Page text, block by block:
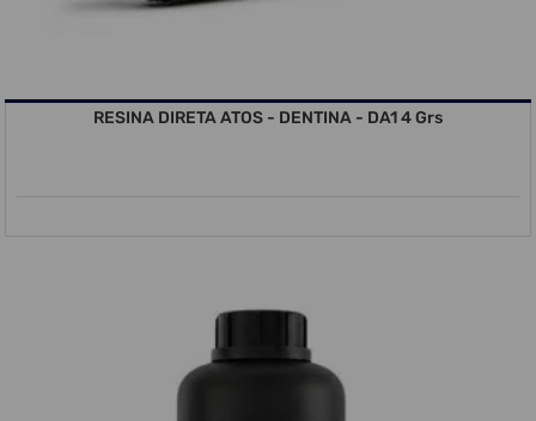
RESINA DIRETA ATOS - DENTINA - DA1 4 Grs